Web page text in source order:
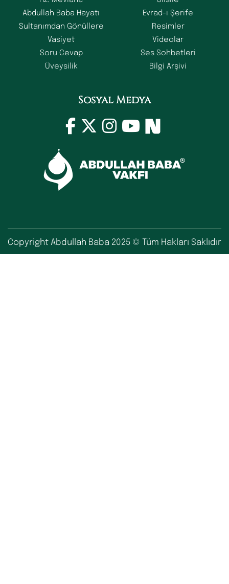
Abdullah Baba Hayatı
Sultanımdan Gönüllere
Vasiyet
Soru Cevap
Üveysilik
Evrad-ı Şerife
Resimler
Videolar
Ses Sohbetleri
Bilgi Arşivi
Sosyal Medya
Copyright Abdullah Baba 2025 © Tüm Hakları Saklıdır